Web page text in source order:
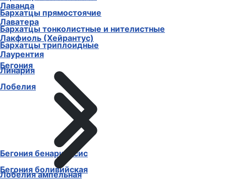
Бархатцы прямостоячие
Бархатцы тонколистные и нителистные
Бархатцы триплоидные
Бегония
Бегония бенариенсис
Бегония боливийская
Лаванда
Лаватера
Лакфиоль (Хейрантус)
Лаурентия
Линария
Лобелия
Лобелия ампельная